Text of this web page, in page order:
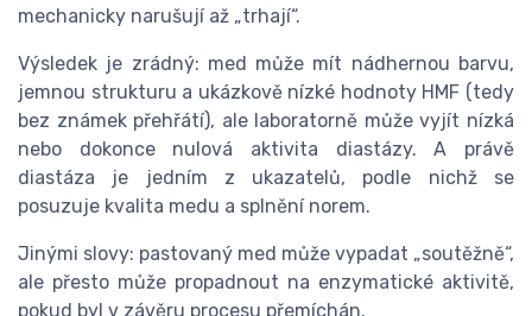
mechanicky narušují až „trhají“.
Výsledek je zrádný: med může mít nádhernou barvu,
jemnou strukturu a ukázkově nízké hodnoty HMF (tedy
bez známek přehřátí), ale laboratorně může vyjít nízká
nebo dokonce nulová aktivita diastázy. A právě
diastáza je jedním z ukazatelů, podle nichž se
posuzuje kvalita medu a splnění norem.
Jinými slovy: pastovaný med může vypadat „soutěžně“,
ale přesto může propadnout na enzymatické aktivitě,
pokud byl v závěru procesu přemíchán.